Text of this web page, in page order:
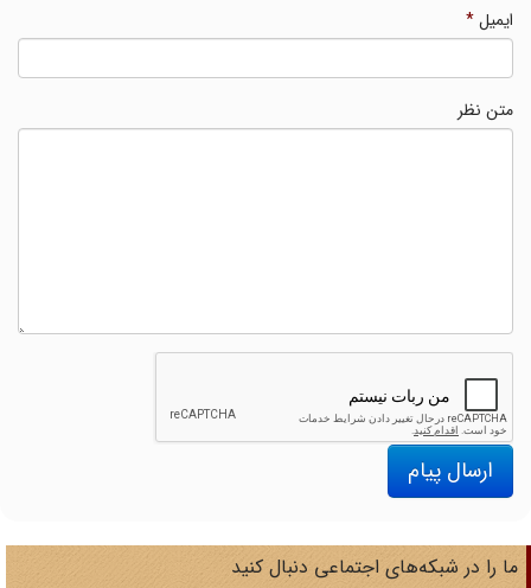
ایمیل*
متن نظر
ارسال پیام
را در شبکه‌های اجتماعی دنبال کنید